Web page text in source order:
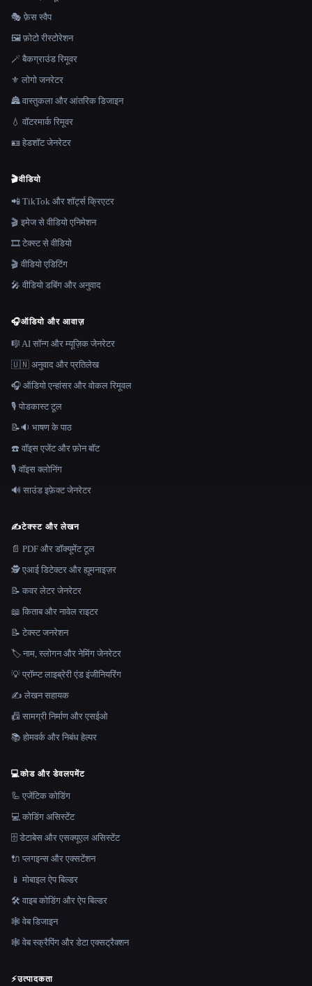
🎭 फ़ेस स्वैप
🖼️ फ़ोटो रीस्टोरेशन
🪄 बैकग्राउंड रिमूवर
⚜️ लोगो जनरेटर
🏯 वास्तुकला और आंतरिक डिजाइन
💧 वॉटरमार्क रिमूवर
🪪 हेडशॉट जेनरेटर
🎬वीडियो
📲 TikTok और शॉर्ट्स क्रिएटर
🎬 इमेज से वीडियो एनिमेशन
🎞️ टेक्स्ट से वीडियो
🎬 वीडियो एडिटिंग
🎤 वीडियो डबिंग और अनुवाद
🎧ऑडियो और आवाज़
🎼 AI सॉन्ग और म्यूज़िक जेनरेटर
🇺🇳 अनुवाद और प्रतिलेख
🎧 ऑडियो एन्हांसर और वोकल रिमूवल
🎙️ पोडकास्ट टूल
📝🔉 भाषण के पाठ
☎️ वॉइस एजेंट और फ़ोन बॉट
🎙️ वॉइस क्लोनिंग
🔊 साउंड इफ़ेक्ट जेनरेटर
✍️टेक्स्ट और लेखन
📄 PDF और डॉक्यूमेंट टूल
🕵️ एआई डिटेक्टर और ह्यूमनाइज़र
📝 कवर लेटर जेनरेटर
📖 किताब और नावेल राइटर
📝 टेक्स्ट जनरेशन
🏷️ नाम, स्लोगन और नेमिंग जेनरेटर
💡 प्रॉम्प्ट लाइब्रेरी एंड इंजीनियरिंग
✍️ लेखन सहायक
📠 सामग्री निर्माण और एसईओ
📚 होमवर्क और निबंध हेल्पर
💻कोड और डेवलपमेंट
🦾 एजेंटिक कोडिंग
💻 कोडिंग असिस्टेंट
🗄️ डेटाबेस और एसक्यूएल असिस्टेंट
🔌 प्लगइन्स और एक्सटेंशन
📱 मोबाइल ऐप बिल्डर
🛠️ वाइब कोडिंग और ऐप बिल्डर
🕸 वेब डिजाइन
🕸️ वेब स्क्रैपिंग और डेटा एक्सट्रैक्शन
⚡उत्पादकता